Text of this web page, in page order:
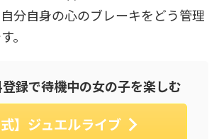
分自身の心のブレーキをどう管理
。
録で待機中の女の子を楽しむ
式】ジュエルライブ